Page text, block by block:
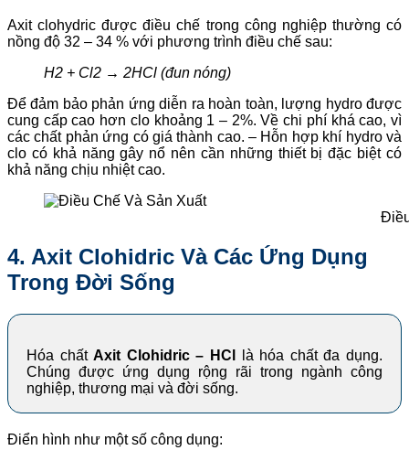
Axit clohydric được điều chế trong công nghiệp thường có
nồng độ 32 – 34 % với phương trình điều chế sau:
H2 + Cl2 → 2HCl (đun nóng)
Để đảm bảo phản ứng diễn ra hoàn toàn, lượng hydro được
cung cấp cao hơn clo khoảng 1 – 2%. Về chi phí khá cao, vì
các chất phản ứng có giá thành cao. – Hỗn hợp khí hydro và
clo có khả năng gây nổ nên cần những thiết bị đặc biệt có
khả năng chịu nhiệt cao.
4. Axit Clohidric Và Các Ứng Dụng
Trong Đời Sống
Hóa chấtAxit Clohidric – HCl
là hóa chất đa dụng.
Chúng được ứng dụng rộng rãi trong ngành công
nghiệp, thương mại và đời sống.
Điển hình như một số công dụng: